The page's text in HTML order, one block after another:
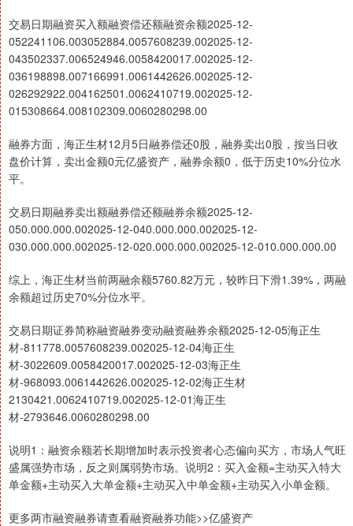
交易日期融资买入额融资偿还额融资余额2025-12-
052241106.003052884.0057608239.002025-12-
043502337.006524946.0058420017.002025-12-
036198898.007166991.0061442626.002025-12-
026292922.004162501.0062410719.002025-12-
015308664.008102309.0060280298.00
融券方面，海正生材12月5日融券偿还0股，融券卖出0股，按当日收
盘价计算，卖出金额0元亿盛资产，融券余额0，低于历史10%分位水
平。
交易日期融券卖出额融券偿还额融券余额2025-12-
050.000.000.002025-12-040.000.000.002025-12-
030.000.000.002025-12-020.000.000.002025-12-010.000.000.00
综上，海正生材当前两融余额5760.82万元，较昨日下滑1.39%，两融
余额超过历史70%分位水平。
交易日期证券简称融资融券变动融资融券余额2025-12-05海正生
材-811778.0057608239.002025-12-04海正生
材-3022609.0058420017.002025-12-03海正生
材-968093.0061442626.002025-12-02海正生材
2130421.0062410719.002025-12-01海正生
材-2793646.0060280298.00
说明1：融资余额若长期增加时表示投资者心态偏向买方，市场人气旺
盛属强势市场，反之则属弱势市场。说明2：买入金额=主动买入特大
单金额+主动买入大单金额+主动买入中单金额+主动买入小单金额。
更多两市融资融券请查看融资融券功能>>亿盛资产